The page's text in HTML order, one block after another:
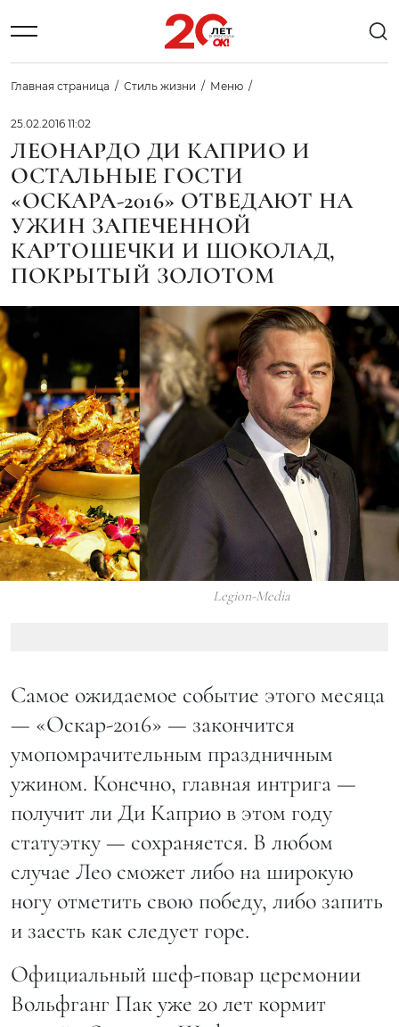
Главная страница Стиль жизни Меню
25.02.2016 11:02
ЛЕОНАРДО ДИ КАПРИО И
ОСТАЛЬНЫЕ ГОСТИ
«ОСКАРА-2016» ОТВЕДАЮТ НА
УЖИН ЗАПЕЧЕННОЙ
КАРТОШЕЧКИ И ШОКОЛАД,
ПОКРЫТЫЙ ЗОЛОТОМ
Legion-Media
Самое ожидаемое событие этого месяца
— «Оскар-2016» — закончится
умопомрачительным праздничным
ужином. Конечно, главная интрига —
получит ли Ди Каприо в этом году
статуэтку — сохраняется. В любом
случае Лео сможет либо на широкую
ногу отметить свою победу, либо запить
и заесть как следует горе.
Официальный шеф-повар церемонии
Вольфганг Пак уже 20 лет кормит